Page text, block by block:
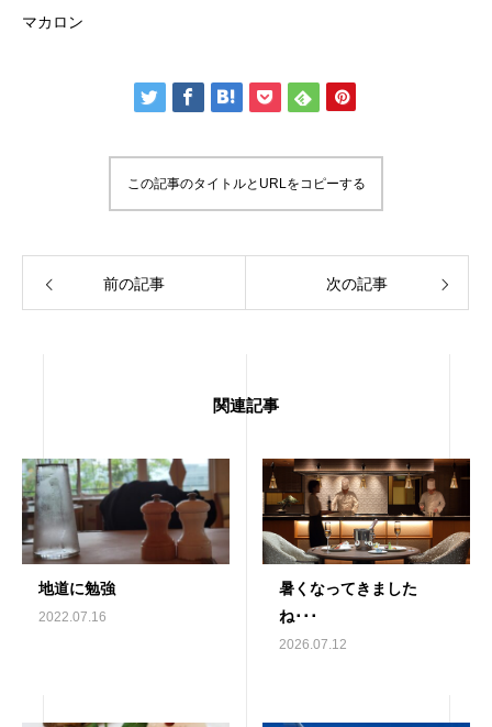
マカロン
この記事のタイトルとURLをコピーする
前の記事 次の記事
関連記事
地道に勉強
2022.07.16
暑くなってきました
ね･･･
2026.07.12